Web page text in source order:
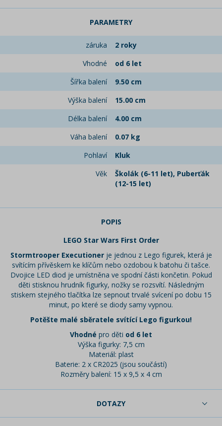
PARAMETRY
záruka
2 roky
Vhodné
od 6 let
Šířka balení
9.50 cm
Výška balení
15.00 cm
Délka balení
4.00 cm
Váha balení
0.07 kg
Pohlaví
Kluk
Věk
Školák (6-11 let), Puberťák
(12-15 let)
POPIS
LEGO Star Wars First Order
Stormtrooper Executioner je jednou z Lego figurek, která je
svítícím přívěskem ke klíčům nebo ozdobou k batohu či tašce.
Dvojice LED diod je umístněna ve spodní části končetin. Pokud
děti stisknou hrudník figurky, nožky se rozsvítí. Následným
stiskem stejného tlačítka lze sepnout trvalé svícení po dobu 15
minut, po které se diody samy vypnou.
Potěšte malé sběratele svítící Lego figurkou!
Vhodné pro děti od 6 let
Výška figurky: 7,5 cm
Materiál: plast
Baterie: 2 x CR2025 (jsou součástí)
Rozměry balení: 15 x 9,5 x 4 cm
DOTAZY